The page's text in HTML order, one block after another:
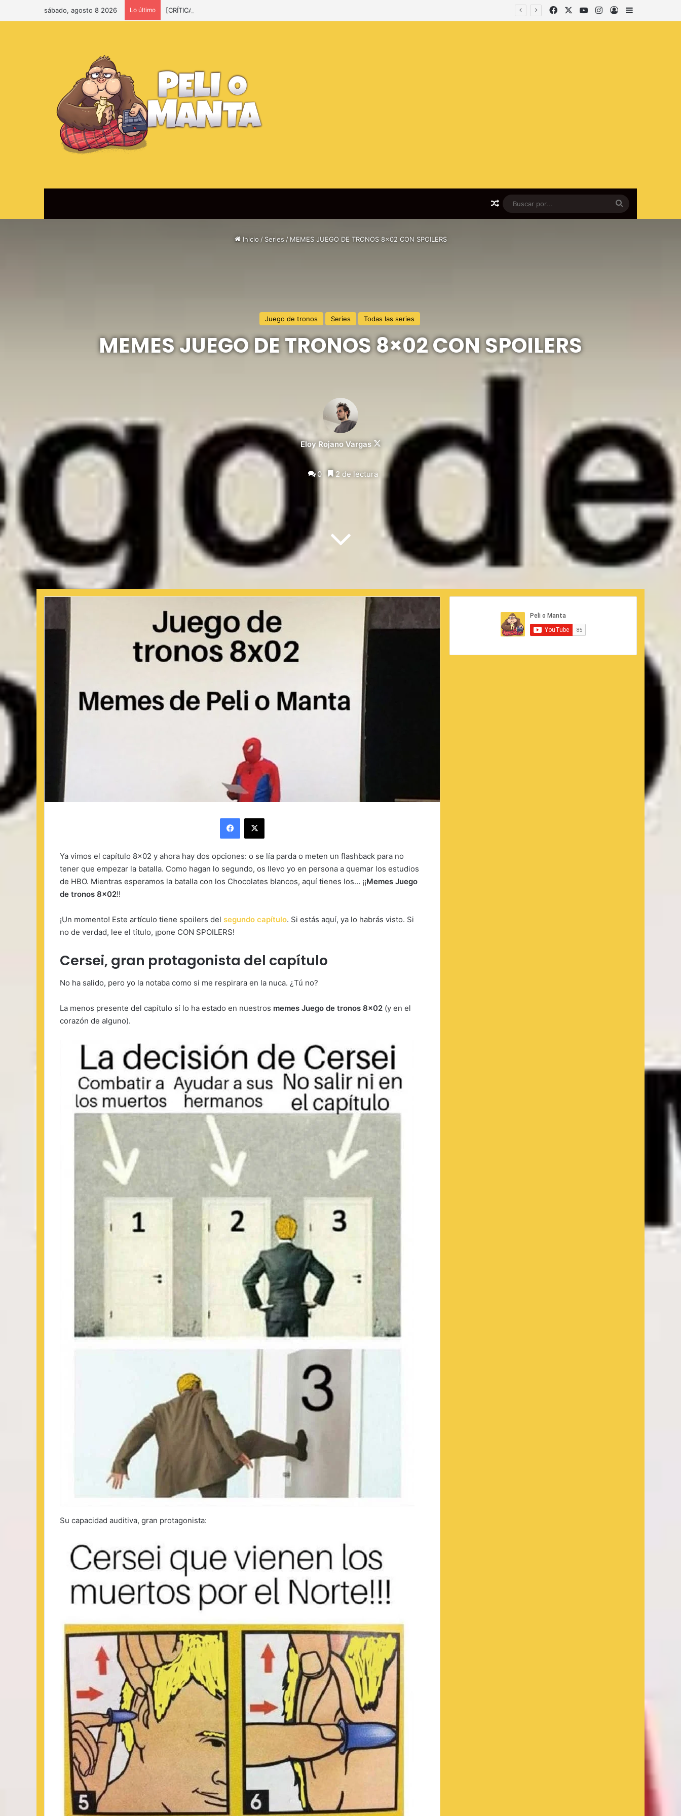
sábado, agosto 8 2026 Lo último [CRÍTICA] Spider-Man Brand New Day FacebookYouTubeInstagramlniciar sesión
Barra lateral
Artículo al azar
Buscar
por...
Inicio / Series / MEMES JUEGO DE TRONOS 8×02 CON SPOILERS
Juego de tronos Series Todas las series
MEMES JUEGO DE TRONOS 8×02 CON SPOILERS
Eloy Rojano Vargas
Follow
on
X
0 2 de lectura
Facebook
X
Ya vimos el capítulo 8×02 y ahora hay dos opciones: o se lía parda o meten un flashback para no
tener que empezar la batalla. Como hagan lo segundo, os llevo yo en persona a quemar los estudios
de HBO. Mientras esperamos la batalla con los Chocolates blancos, aquí tienes los… ¡¡Memes Juego
de tronos 8×02!!
¡Un momento! Este artículo tiene spoilers del segundo capítulo. Si estás aquí, ya lo habrás visto. Si
no de verdad, lee el título, ¡pone CON SPOILERS!
Cersei, gran protagonista del capítulo
No ha salido, pero yo la notaba como si me respirara en la nuca. ¿Tú no?
La menos presente del capítulo sí lo ha estado en nuestros memes Juego de tronos 8×02 (y en el
corazón de alguno).
Su capacidad auditiva, gran protagonista: